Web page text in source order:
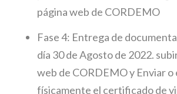
página web de CORDEMO
Fase 4: Entrega de
día 30 de Agosto de 2022.
web de CORDEMO y Enviar
físicamente el certificado de